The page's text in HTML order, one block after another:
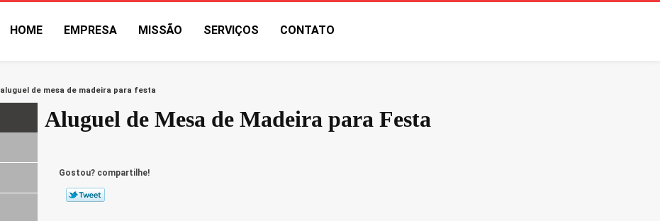
HOME EMPRESA MISSÃO SERVIÇOS CONTATO
aluguel de mesa de madeira para festa
Aluguel de Mesa de Madeira para Festa
Gostou? compartilhe!